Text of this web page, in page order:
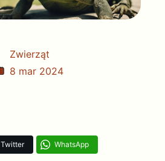
Zwierząt
8 mar 2024
Twitter WhatsApp